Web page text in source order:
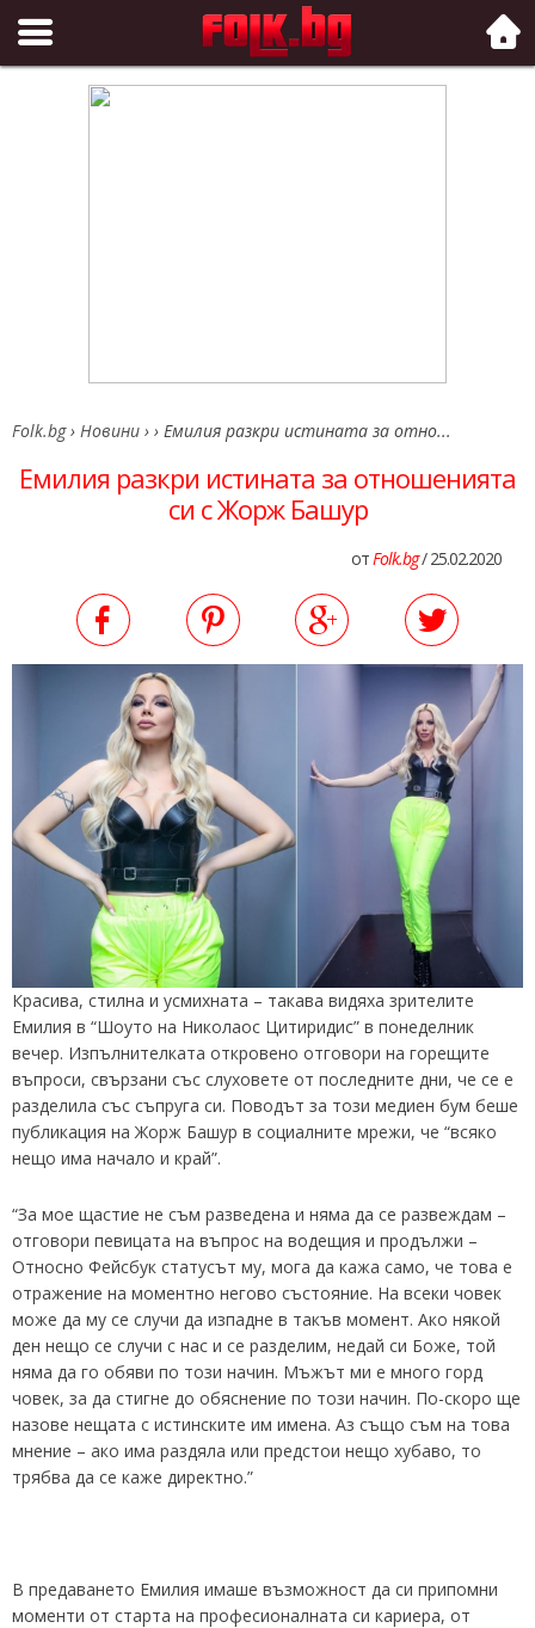
Folk.bg
Folk.bg › Новини › › Емилия разкри истината за отно...
Емилия разкри истината за отношенията
си с Жорж Башур
отFolk.bg/ 25.02.2020
Красива, стилна и усмихната – такава видяха зрителите
Емилия в “Шоуто на Николаос Цитиридис” в понеделник
вечер. Изпълнителката откровено отговори на горещите
въпроси, свързани със слуховете от последните дни, че се е
разделила със съпруга си. Поводът за този медиен бум беше
публикация на Жорж Башур в социалните мрежи, че “всяко
нещо има начало и край”.
“За мое щастие не съм разведена и няма да се развеждам –
отговори певицата на въпрос на водещия и продължи –
Относно Фейсбук статусът му, мога да кажа само, че това е
отражение на моментно негово състояние. На всеки човек
може да му се случи да изпадне в такъв момент. Ако някой
ден нещо се случи с нас и се разделим, недай си Боже, той
няма да го обяви по този начин. Мъжът ми е много горд
човек, за да стигне до обяснение по този начин. По-скоро ще
назове нещата с истинските им имена. Аз също съм на това
мнение – ако има раздяла или предстои нещо хубаво, то
трябва да се каже директно.”
В предаването Емилия имаше възможност да си припомни
моменти от старта на професионалната си кариера, от